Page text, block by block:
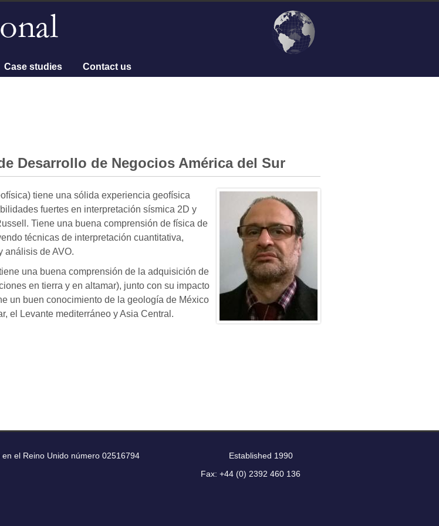
Case studies Contact us
Desarrollo de Negocios América del Sur
tiene una sólida experiencia geofísica
fuertes en interpretación sísmica 2D y
Tiene una buena comprensión de física de
técnicas de interpretación cuantitativa,
análisis de AVO.
una buena comprensión de la adquisición de
en tierra y en altamar), junto con su impacto
un buen conocimiento de la geología de México
el Levante mediterráneo y Asia Central.
el Reino Unido número 02516794 Established 1990
1891 Fax: +44 (0) 2392 460 136